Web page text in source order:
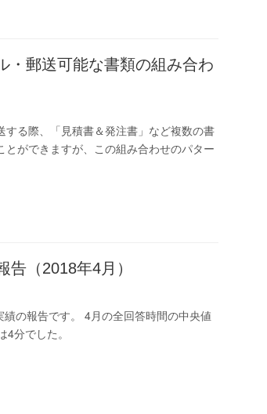
・郵送可能な書類の組み合わ
する際、「見積書＆発注書」など複数の書
とができますが、この組み合わせのパター
告（2018年4月）
の報告です。 4月の全回答時間の中央値
分でした。